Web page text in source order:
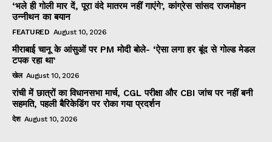
‘भले ही गोली मार दें, पूरा वंदे मातरम नहीं गाएंगे’, कांग्रेस सांसद राजमोहन
उन्नीथन का बयान
FEATURED August 10, 2026
मीराबाई चानू के आंसुओं पर PM मोदी बोले- ‘ऐसा लगा हर बूंद से गोल्ड मेडल
टपक रहा था’
खेल August 10, 2026
रांची में छात्रों का विधानसभा मार्च, CGL परीक्षा और CBI जांच पर नहीं बनी
सहमति, पहली बैरिकेडिंग पर रोका गया प्रदर्शन
देश August 10, 2026